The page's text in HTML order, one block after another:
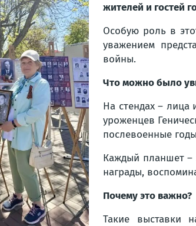
жителей и гостей
Особую роль в
уважением
войны.
Что можно было
На стендах – лица
уроженцев
послевоенные
Каждый планшет –
награды,
Почему это важно?
Такие выставки